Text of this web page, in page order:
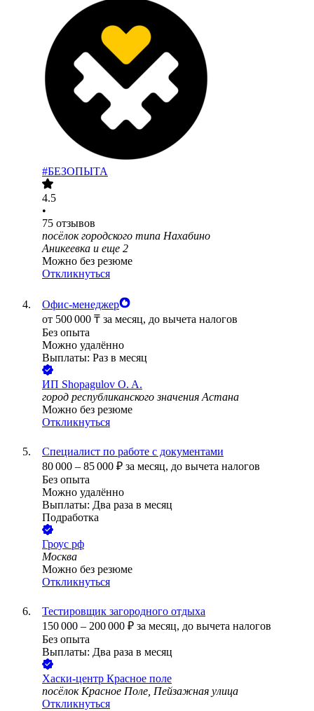
#БЕЗОПЫТА
4.5
•
75 отзывов
посёлок городского типа Нахабино
Аникеевка и еще 2
Можно без резюме
Откликнуться
Офис-менеджер
от 500 000 ₸ за месяц, до вычета налогов
Без опыта
Можно удалённо
Выплаты: Раз в месяц
ИП Shopagulov O. A.
город республиканского значения Астана
Можно без резюме
Откликнуться
Специалист по работе с документами
80 000 – 85 000 ₽ за месяц, до вычета налогов
Без опыта
Можно удалённо
Выплаты: Два раза в месяц
Подработка
Гроус рф
Москва
Можно без резюме
Откликнуться
Тестировщик загородного отдыха
150 000 – 200 000 ₽ за месяц, до вычета налогов
Без опыта
Выплаты: Два раза в месяц
Хаски-центр Красное поле
посёлок Красное Поле, Пейзажная улица
Откликнуться